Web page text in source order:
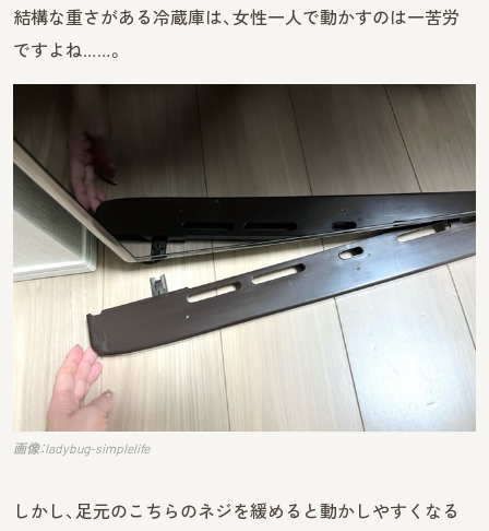
結構な重さがある冷蔵庫は、女性一人で動かすのは一苦労
ですよね……。
画像：ladybug-simplelife
しかし、足元のこちらのネジを緩めると動かしやすくなる